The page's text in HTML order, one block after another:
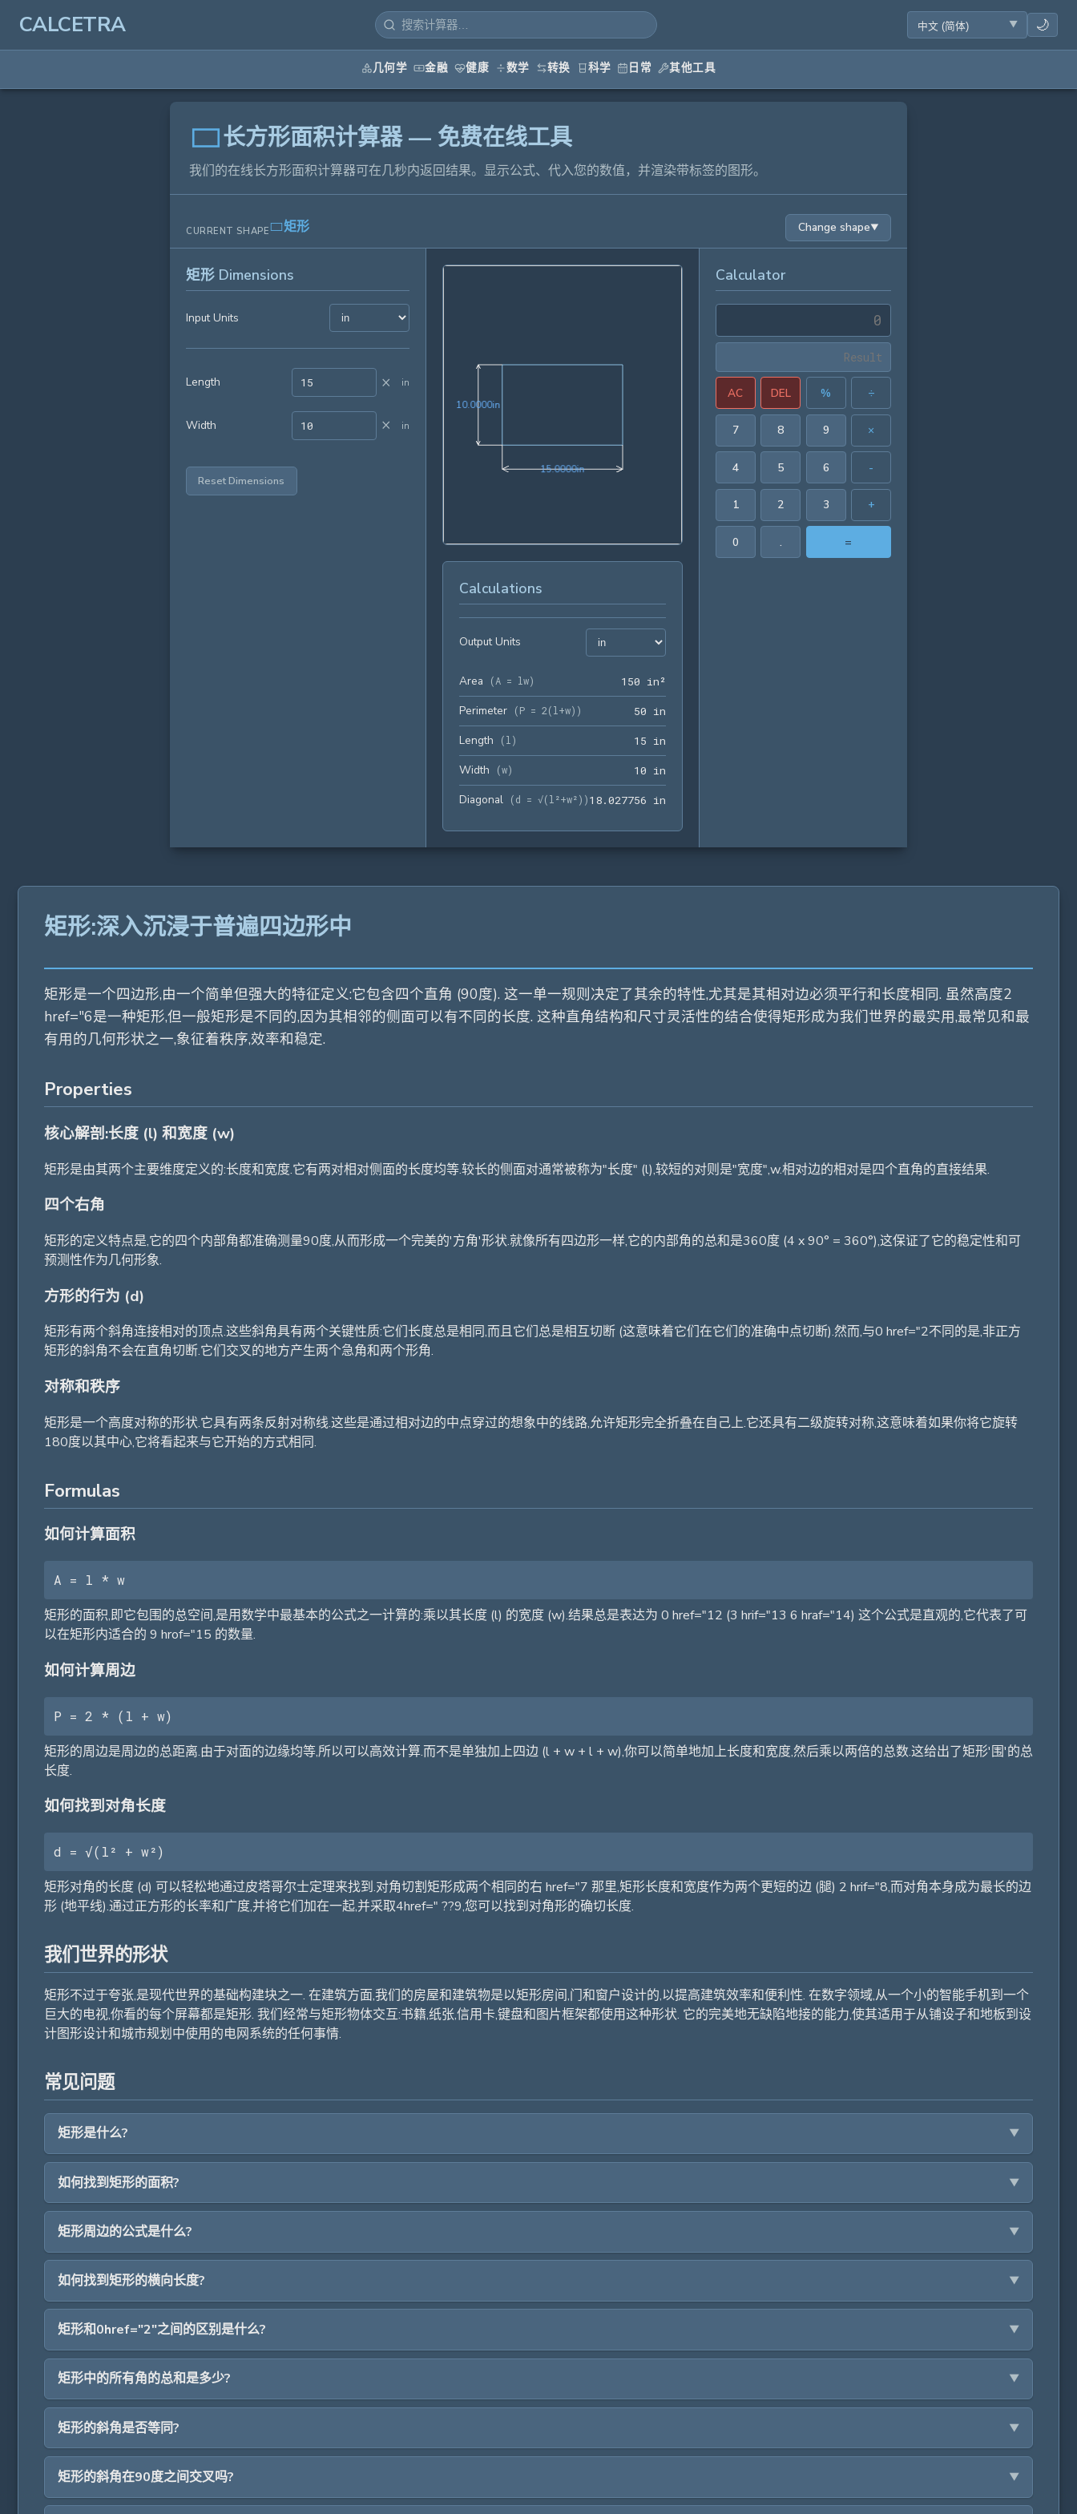
CALCETRA 🌙
几何学 金融 健康 数学 转换 科学 日常 其他工具
长方形面积计算器 — 免费在线工具
我们的在线长方形面积计算器可在几秒内返回结果。显示公式、代入您的数值，并渲染带标签的图形。
CURRENT SHAPE 矩形 Change shape▼
矩形 Dimensions
Input Units
Length × in
Width × in
Reset Dimensions
15.0000in15.0000in
10.0000in10.0000in
Calculations
Output Units
Area (A = lw) 1 50 in²
Perimeter (P = 2(l+w) ) 50 in
Length (l ) 1 5 in
Width (w) 10 in
Diagonal (d = √(l²+w²) )1 8.027756 in
Calculator
AC DEL % ÷
7 8 9 ×
4 5 6 -
1 2 3 +
0 . =
矩形:深入沉浸于普遍四边形中
矩形是一个四边形,由一个简单但强大的特征定义:它包含四个直角 (90度). 这一单一规则决定了其余的特性,尤其是其相对边必须平行和长度相同. 虽然高度2
href="6是一种矩形,但一般矩形是不同的,因为其相邻的侧面可以有不同的长度. 这种直角结构和尺寸灵活性的结合使得矩形成为我们世界的最实用,最常见和最
有用的几何形状之一,象征着秩序,效率和稳定.
Properties
核心解剖:长度 (l) 和宽度 (w)
矩形是由其两个主要维度定义的:长度和宽度.它有两对相对侧面的长度均等.较长的侧面对通常被称为"长度" (l),较短的对则是"宽度",w.相对边的相对是四个直角的直接结果.
四个右角
矩形的定义特点是,它的四个内部角都准确测量90度,从而形成一个完美的'方角'形状.就像所有四边形一样,它的内部角的总和是360度 (4 x 90° = 360°),这保证了它的稳定性和可
预测性作为几何形象.
方形的行为 (d)
矩形有两个斜角连接相对的顶点.这些斜角具有两个关键性质:它们长度总是相同,而且它们总是相互切断 (这意味着它们在它们的准确中点切断).然而,与0 href="2不同的是,非正方
矩形的斜角不会在直角切断.它们交叉的地方产生两个急角和两个形角.
对称和秩序
矩形是一个高度对称的形状.它具有两条反射对称线.这些是通过相对边的中点穿过的想象中的线路,允许矩形完全折叠在自己上.它还具有二级旋转对称,这意味着如果你将它旋转
180度以其中心,它将看起来与它开始的方式相同.
Formulas
如何计算面积
A = l * w
矩形的面积,即它包围的总空间,是用数学中最基本的公式之一计算的:乘以其长度 (l) 的宽度 (w).结果总是表达为 0 href="12 (3 hrif="13 6 hraf="14) 这个公式是直观的,它代表了可
以在矩形内适合的 9 hrof="15 的数量.
如何计算周边
P = 2 * (l + w)
矩形的周边是周边的总距离.由于对面的边缘均等,所以可以高效计算.而不是单独加上四边 (l + w + l + w),你可以简单地加上长度和宽度,然后乘以两倍的总数.这给出了矩形'围'的总
长度.
如何找到对角长度
d = √(l² + w²)
矩形对角的长度 (d) 可以轻松地通过皮塔哥尔士定理来找到.对角切割矩形成两个相同的右 href="7 那里,矩形长度和宽度作为两个更短的边 (腿) 2 hrif="8,而对角本身成为最长的边
形 (地平线).通过正方形的长率和广度,并将它们加在一起,并采取4href=" ??9,您可以找到对角形的确切长度.
我们世界的形状
矩形不过于夸张,是现代世界的基础构建块之一. 在建筑方面,我们的房屋和建筑物是以矩形房间,门和窗户设计的,以提高建筑效率和便利性. 在数字领域,从一个小的智能手机到一个
巨大的电视,你看的每个屏幕都是矩形. 我们经常与矩形物体交互:书籍,纸张,信用卡,键盘和图片框架都使用这种形状. 它的完美地无缺陷地接的能力,使其适用于从铺设子和地板到设
计图形设计和城市规划中使用的电网系统的任何事情.
常见问题
矩形是什么?
如何找到矩形的面积?
矩形周边的公式是什么?
如何找到矩形的横向长度?
矩形和0href="2"之间的区别是什么?
矩形中的所有角的总和是多少?
矩形的斜角是否等同?
矩形的斜角在90度之间交叉吗?